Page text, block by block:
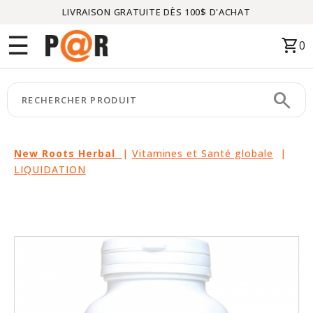
LIVRAISON GRATUITE DÈS 100$ D'ACHAT
☰ shopping_cart0
search
New Roots Herbal | Vitamines et Santé globale
|
LIQUIDATION
Menu
CATÉGORIES
keyboard_arrow_right
MARQUES
keyboard_arrow_right
PACKAGES
keyboard_arrow_right
MOIS-
PARTENAIRES